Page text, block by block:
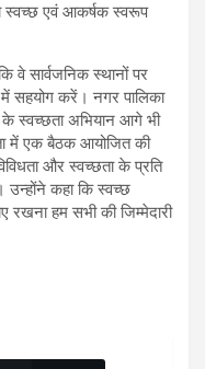
स्वच्छ एवं आकर्षक स्वरूप
वे सार्वजनिक स्थानों पर
करें। नगर पालिका
के स्वच्छता अभियान आगे भी
में एक बैठक आयोजित की
और स्वच्छता के प्रति
कहा कि स्वच्छ
रखना हम सभी की जिम्मेदारी